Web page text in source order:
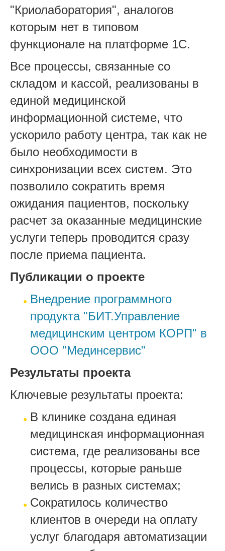
"Криолаборатория", аналогов
которым нет в типовом
функционале на платформе 1С.
Все процессы, связанные со
складом и кассой, реализованы в
единой медицинской
информационной системе, что
ускорило работу центра, так как не
было необходимости в
синхронизации всех систем. Это
позволило сократить время
ожидания пациентов, поскольку
расчет за оказанные медицинские
услуги теперь проводится сразу
после приема пациента.
Публикации о проекте
Внедрение программного
продукта "БИТ.Управление
медицинским центром КОРП" в
ООО "Мединсервис"
Результаты проекта
Ключевые результаты проекта:
В клинике создана единая
медицинская информационная
система, где реализованы все
процессы, которые раньше
велись в разных системах;
Сократилось количество
клиентов в очереди на оплату
услуг благодаря автоматизации